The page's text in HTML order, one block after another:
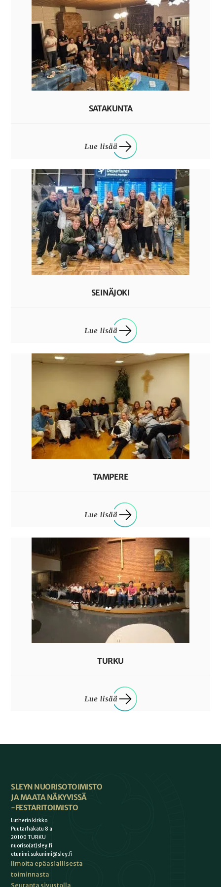
SATAKUNTA
SEINÄJOKI
TAMPERE
TURKU
SLEYN NUORISOTOIMISTO
JA MAATA NÄKYVISSÄ
-FESTARITOIMISTO
Lutherin kirkko
Puutarhakatu 8 a
20100 TURKU
nuoriso(at)sley.fi
etunimi.sukunimi@sley.fi
Ilmoita epäasiallisesta
toiminnasta